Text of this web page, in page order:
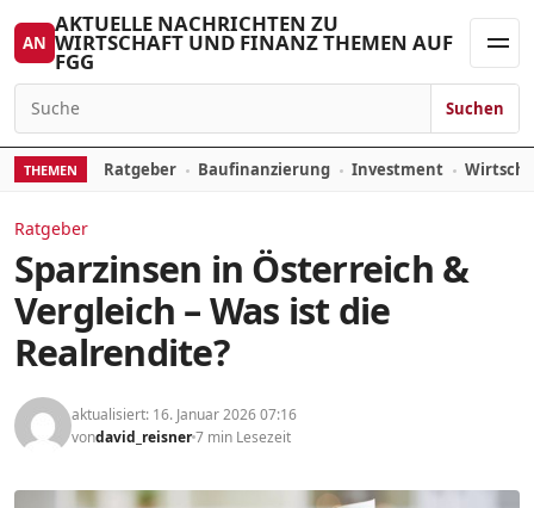
Zum Inhalt springen
AN
AKTUELLE NACHRICHTEN ZU
WIRTSCHAFT UND FINANZ THEMEN AUF
FGG
Suchen nach:
Suchen
THEMEN Ratgeber Baufinanzierung Investment
Ratgeber
Sparzinsen in Österreich &
Vergleich – Was ist die
Realrendite?
aktualisiert: 16. Januar 2026 07:16
vondavid_reisner7 min Lesezeit